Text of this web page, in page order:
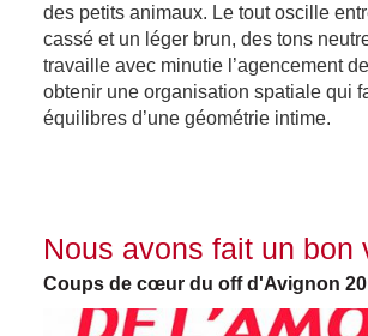
des petits animaux. Le tout oscille
cassé et un léger brun, des tons
travaille avec minutie l’agencement
obtenir une organisation spatiale qui
équilibres d’une géométrie intime.
Nous avons fait un
Coups de cœur du off d'Avignon